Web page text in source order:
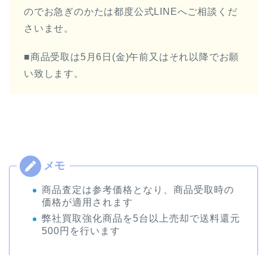
のでお急ぎのかたは都度公式LINEへご相談くだ
さいませ。
■商品受取は5月6日(金)午前又はそれ以降でお願
い致します。
商品査定は参考価格となり、商品受取時の
価格が適用されます
弊社買取強化商品を5台以上売却で送料還元
500円を行います